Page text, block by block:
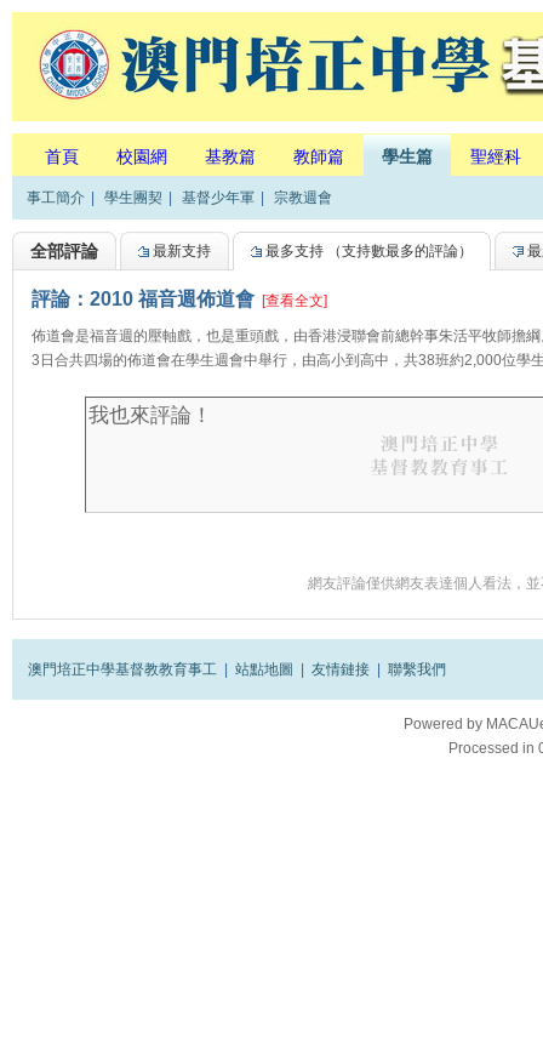
首頁 校園網 基教篇 教師篇 學生篇 聖經科
事工簡介 學生團契 基督少年軍 宗教週會
全部評論 最新支持 最多支持 （支持數最多的評論）
評論：2010 福音週佈道會 [查看全文]
佈道會是福音週的壓軸戲，也是重頭戲，由香港浸聯會前總幹事朱活平牧師擔
3日合共四場的佈道會在學生週會中舉行，由高小到高中，共38班約2,000位學
網友評論僅供網友表達個人看法，
澳門培正中學基督教教育事工 站點地圖 友情鏈接 聯繫我們
Powered by
Processed in